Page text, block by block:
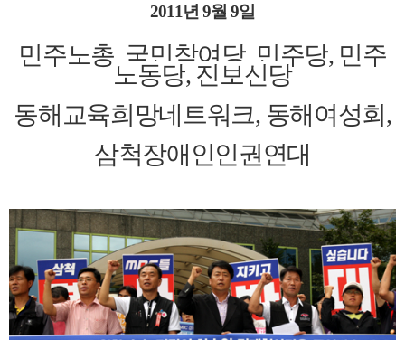
2011년 9월 9일
민주노총 국민참여당, 민주당, 민주
노동당, 진보신당
동해교육희망네트워크, 동해여성회 ,
삼척장애인인권연대